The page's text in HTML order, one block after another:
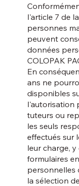
l'article 7 de
personnes
peuvent
données
COLOPAK
En
ans ne
disponibles
l'autorisation
tuteurs ou
les seuls
effectués sur
leur charge,
formulaires
personnelles
la sélection